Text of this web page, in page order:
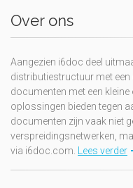
Over ons
Aangezien i6doc deel
distributiestructuur met
documenten met een
oplossingen bieden tegen
documenten zijn vaak niet
verspreidingsnetwerken,
via i6doc.com. Lees verder